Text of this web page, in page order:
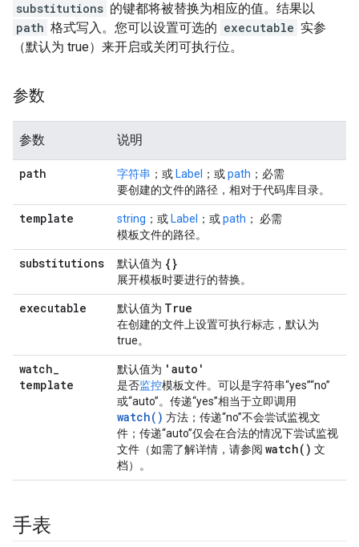
substitutions 的键都将被替换为相应的值。结果以
path 格式写入。您可以设置可选的 executable 实参
（默认为 true）来开启或关闭可执行位。
参数
参数 说明
path 字符串 ；或 Label ；或path ；必需
要创建的文件的路径，相对于代码库目录。
template string ；或 Label ；或path ； 必需
模板文件的路径。
substitutions 默认值为 {}
展开模板时要进行的替换。
executable 默认值为 True
在创建的文件上设置可执行标志，默认为
true。
watch_
template
默认值为 'auto'
是否监控模板文件。可以是字符串“yes”“no”
或“auto”。传递“yes”相当于立即调用
watch() 方法；传递“no”不会尝试监视文
件；传递“auto”仅会在合法的情况下尝试监视
文件（如需了解详情，请参阅 watch( ) 文
档）。
手表